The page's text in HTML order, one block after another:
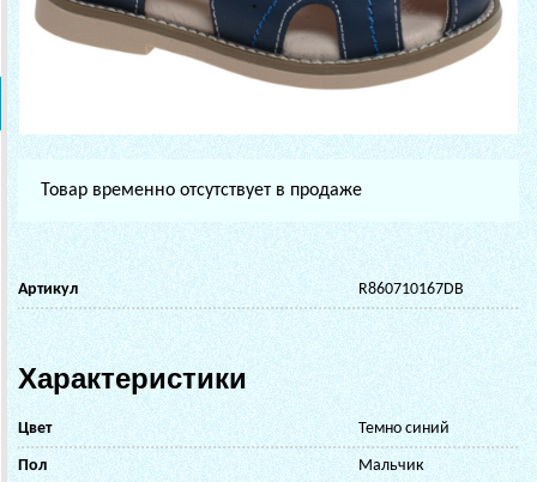
Товар временно отсутствует в продаже
Артикул R860710167DB
Характеристики
Цвет Темно синий
Пол Мальчик